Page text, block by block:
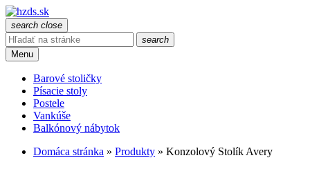
search close
search
Menu
Barové stoličky
Písacie stoly
Postele
Vankúše
Balkónový nábytok
Domáca stránka » Produkty » Konzolový Stolík Avery